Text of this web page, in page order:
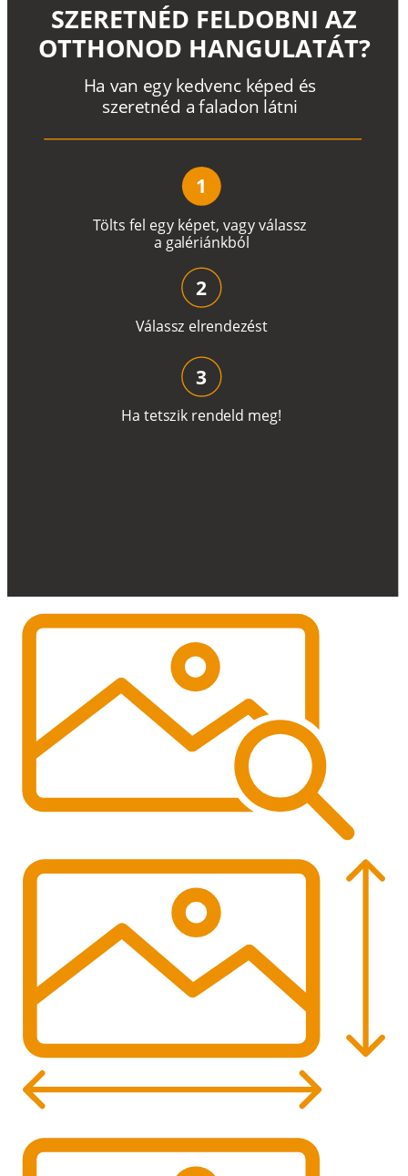
Tölts fel egy képet, vagyválassz
a galériánkból
Ha van egy kedvenc képed és
szeretnéd a faladon látni
SZERETNÉD FELDOBNI AZ
OTTHONOD HANGULATÁT?
1
Válassz elrendezést
2
Ha tetszik rendeld meg!
3